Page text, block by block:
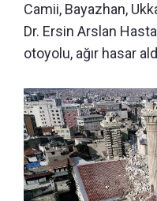
Camii, Bayazhan,
Dr. Ersin Arslan
otoyolu, ağır hasar